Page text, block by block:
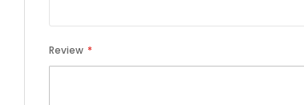
Review